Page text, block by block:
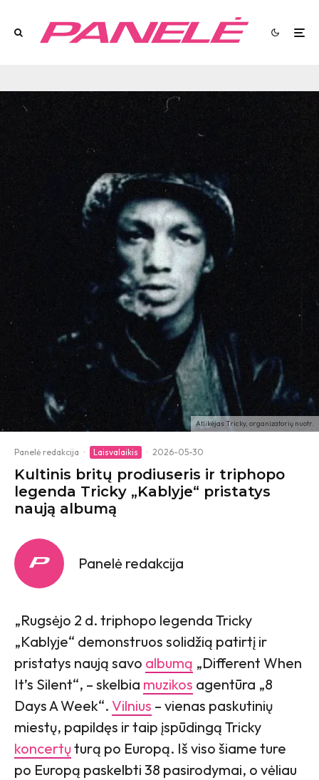
Atlikėjas Tricky, organizatorių nuotr.
Panelė redakcija · Laisvalaikis · 2026-05-30
Kultinis britų prodiuseris ir triphopo
legenda Tricky „Kablyje“ pristatys
naują albumą
Panelė redakcija
„Rugsėjo 2 d. triphopo legenda Tricky
„Kablyje“ demonstruos solidžią patirtį ir
pristatys naują savo albumą „Different When
It’s Silent“, – skelbia muzikos agentūra „8
Days A Week“. Vilnius – vienas paskutinių
miestų, papildęs ir taip įspūdingą Tricky
koncertųturą po Europą. Iš viso šiame ture
po Europą paskelbti 38 pasirodymai, o vėliau